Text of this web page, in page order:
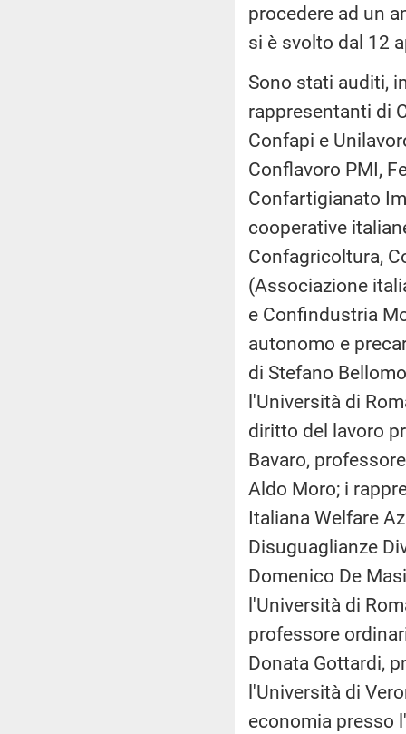
procedere ad un
si è svolto dal 12
Sono stati auditi,
rappresentanti di
Confapi e
Conflavoro PMI,
Confartigianato
cooperative
Confagricoltura,
(Associazione
e Confindustria
autonomo e
di Stefano
l'Università di
diritto del lavoro
Bavaro,
Aldo Moro; i
Italiana Welfare
Disuguaglianze
Domenico De
l'Università di
professore
Donata Gottardi,
l'Università di
economia presso